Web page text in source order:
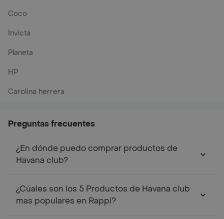
Coco
Invicta
Planeta
HP
Carolina herrera
Preguntas frecuentes
¿En dónde puedo comprar productos de
Havana club?
¿Cúales son los 5 Productos de Havana club
mas populares en Rappi?